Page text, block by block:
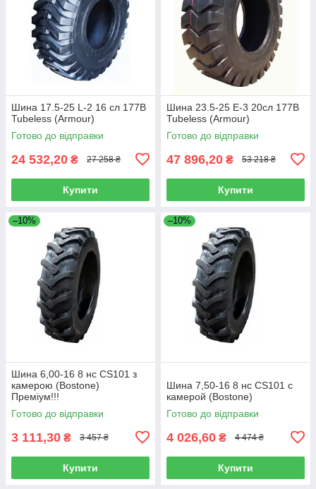
Шина 17.5-25 L-2 16 сл 177B
Tubeless (Armour)
Готово до відправки
24 532,20 ₴ 27 258 ₴
Купити
Шина 23.5-25 E-3 20сл 177B
Tubeless (Armour)
Готово до відправки
47 896,20 ₴ 53 218 ₴
Купити
–10%
Шина 6,00-16 8 нс CS101 з
камерою (Bostone)
Преміум!!!
Готово до відправки
3 111,30 ₴ 3 457 ₴
Купити
–10%
Шина 7,50-16 8 нс CS101 с
камерой (Bostone)
Готово до відправки
4 026,60 ₴ 4 474 ₴
Купити